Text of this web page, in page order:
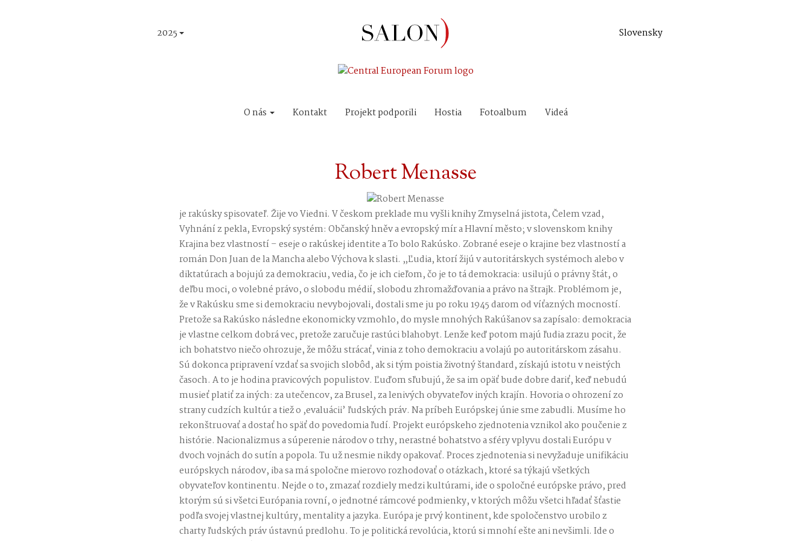
2025 Slovensky
O nás Kontakt Projekt podporili Hostia Fotoalbum Videá
Robert Menasse
je rakúsky spisovateľ. Žije vo Viedni. V českom preklade mu vyšli knihy Zmyselná jistota, Čelem vzad,
Vyhnání z pekla, Evropský systém: Občanský hněv a evropský mír a Hlavní město; v slovenskom knihy
Krajina bez vlastností – eseje o rakúskej identite a To bolo Rakúsko. Zobrané eseje o krajine bez vlastností a
román Don Juan de la Mancha alebo Výchova k slasti. „Ľudia, ktorí žijú v autoritárskych systémoch alebo v
diktatúrach a bojujú za demokraciu, vedia, čo je ich cieľom, čo je to tá demokracia: usilujú o právny štát, o
deľbu moci, o volebné právo, o slobodu médií, slobodu zhromažďovania a právo na štrajk. Problémom je,
že v Rakúsku sme si demokraciu nevybojovali, dostali sme ju po roku 1945 darom od víťazných mocností.
Pretože sa Rakúsko následne ekonomicky vzmohlo, do mysle mnohých Rakúšanov sa zapísalo: demokracia
je vlastne celkom dobrá vec, pretože zaručuje rastúci blahobyt. Lenže keď potom majú ľudia zrazu pocit, že
ich bohatstvo niečo ohrozuje, že môžu strácať, vinia z toho demokraciu a volajú po autoritárskom zásahu.
Sú dokonca pripravení vzdať sa svojich slobôd, ak si tým poistia životný štandard, získajú istotu v neistých
časoch. A to je hodina pravicových populistov. Ľuďom sľubujú, že sa im opäť bude dobre dariť, keď nebudú
musieť platiť za iných: za utečencov, za Brusel, za lenivých obyvateľov iných krajín. Hovoria o ohrození zo
strany cudzích kultúr a tiež o ,evaluácii’ ľudských práv. Na príbeh Európskej únie sme zabudli. Musíme ho
rekonštruovať a dostať ho späť do povedomia ľudí. Projekt európskeho zjednotenia vznikol ako poučenie z
histórie. Nacionalizmus a súperenie národov o trhy, nerastné bohatstvo a sféry vplyvu dostali Európu v
dvoch vojnách do sutín a popola. Tu už nesmie nikdy opakovať. Proces zjednotenia si nevyžaduje unifikáciu
európskych národov, iba sa má spoločne mierovo rozhodovať o otázkach, ktoré sa týkajú všetkých
obyvateľov kontinentu. Nejde o to, zmazať rozdiely medzi kultúrami, ide o spoločné európske právo, pred
ktorým sú si všetci Európania rovní, o jednotné rámcové podmienky, v ktorých môžu všetci hľadať šťastie
podľa svojej vlastnej kultúry, mentality a jazyka. Európa je prvý kontinent, kde spoločenstvo urobilo z
charty ľudských práv ústavnú predlohu. To je politická revolúcia, ktorú si mnohí ešte ani nevšimli. Ide o